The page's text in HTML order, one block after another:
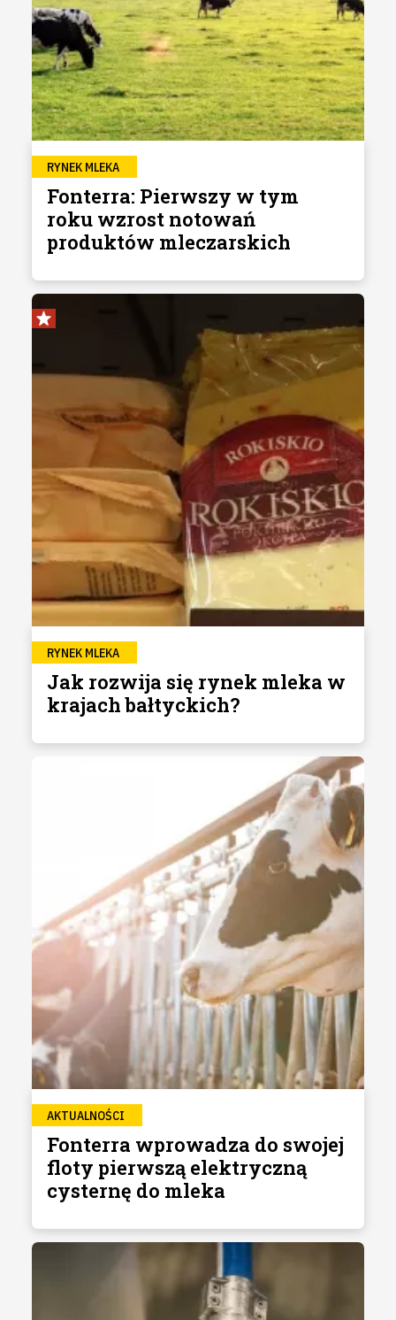
RYNEK MLEKA
Fonterra: Pierwszy w tym
roku wzrost notowań
produktów mleczarskich
RYNEK MLEKA
Jak rozwija się rynek mleka w
krajach bałtyckich?
AKTUALNOŚCI
Fonterra wprowadza do swojej
floty pierwszą elektryczną
cysternę do mleka